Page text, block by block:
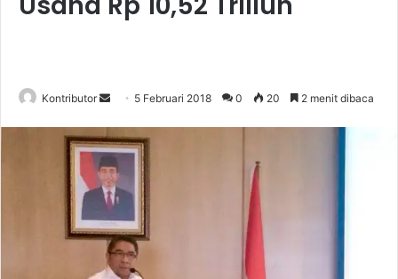
Kontributor
n
a
n
e
m
a
5 Februari 2018 0 20 2 menit dibaca